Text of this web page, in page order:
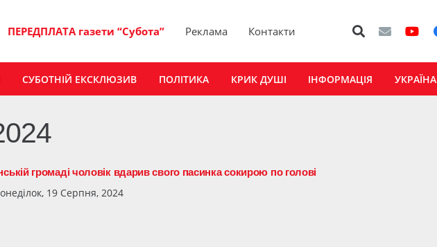
ПЕРЕДПЛАТА газети “Субота” Реклама Контакти
СУБОТНІЙ ЕКСКЛЮЗИВ ПОЛІТИКА КРИК ДУШІ ІНФОРМАЦІЯ УКРАЇНА
громаді чоловік вдарив свого пасинка сокирою по голові
19 Серпня, 2024